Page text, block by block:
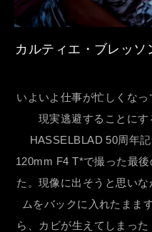
カルティエ・ブレッ
いよいよ仕事が忙しくな
現実逃避することに
HASSELBLAD 50周年
120mm F4 T*で撮った最
た。現像に出そうと思い
ムをバックに入れたまま
ら、カビが生えてしまっ